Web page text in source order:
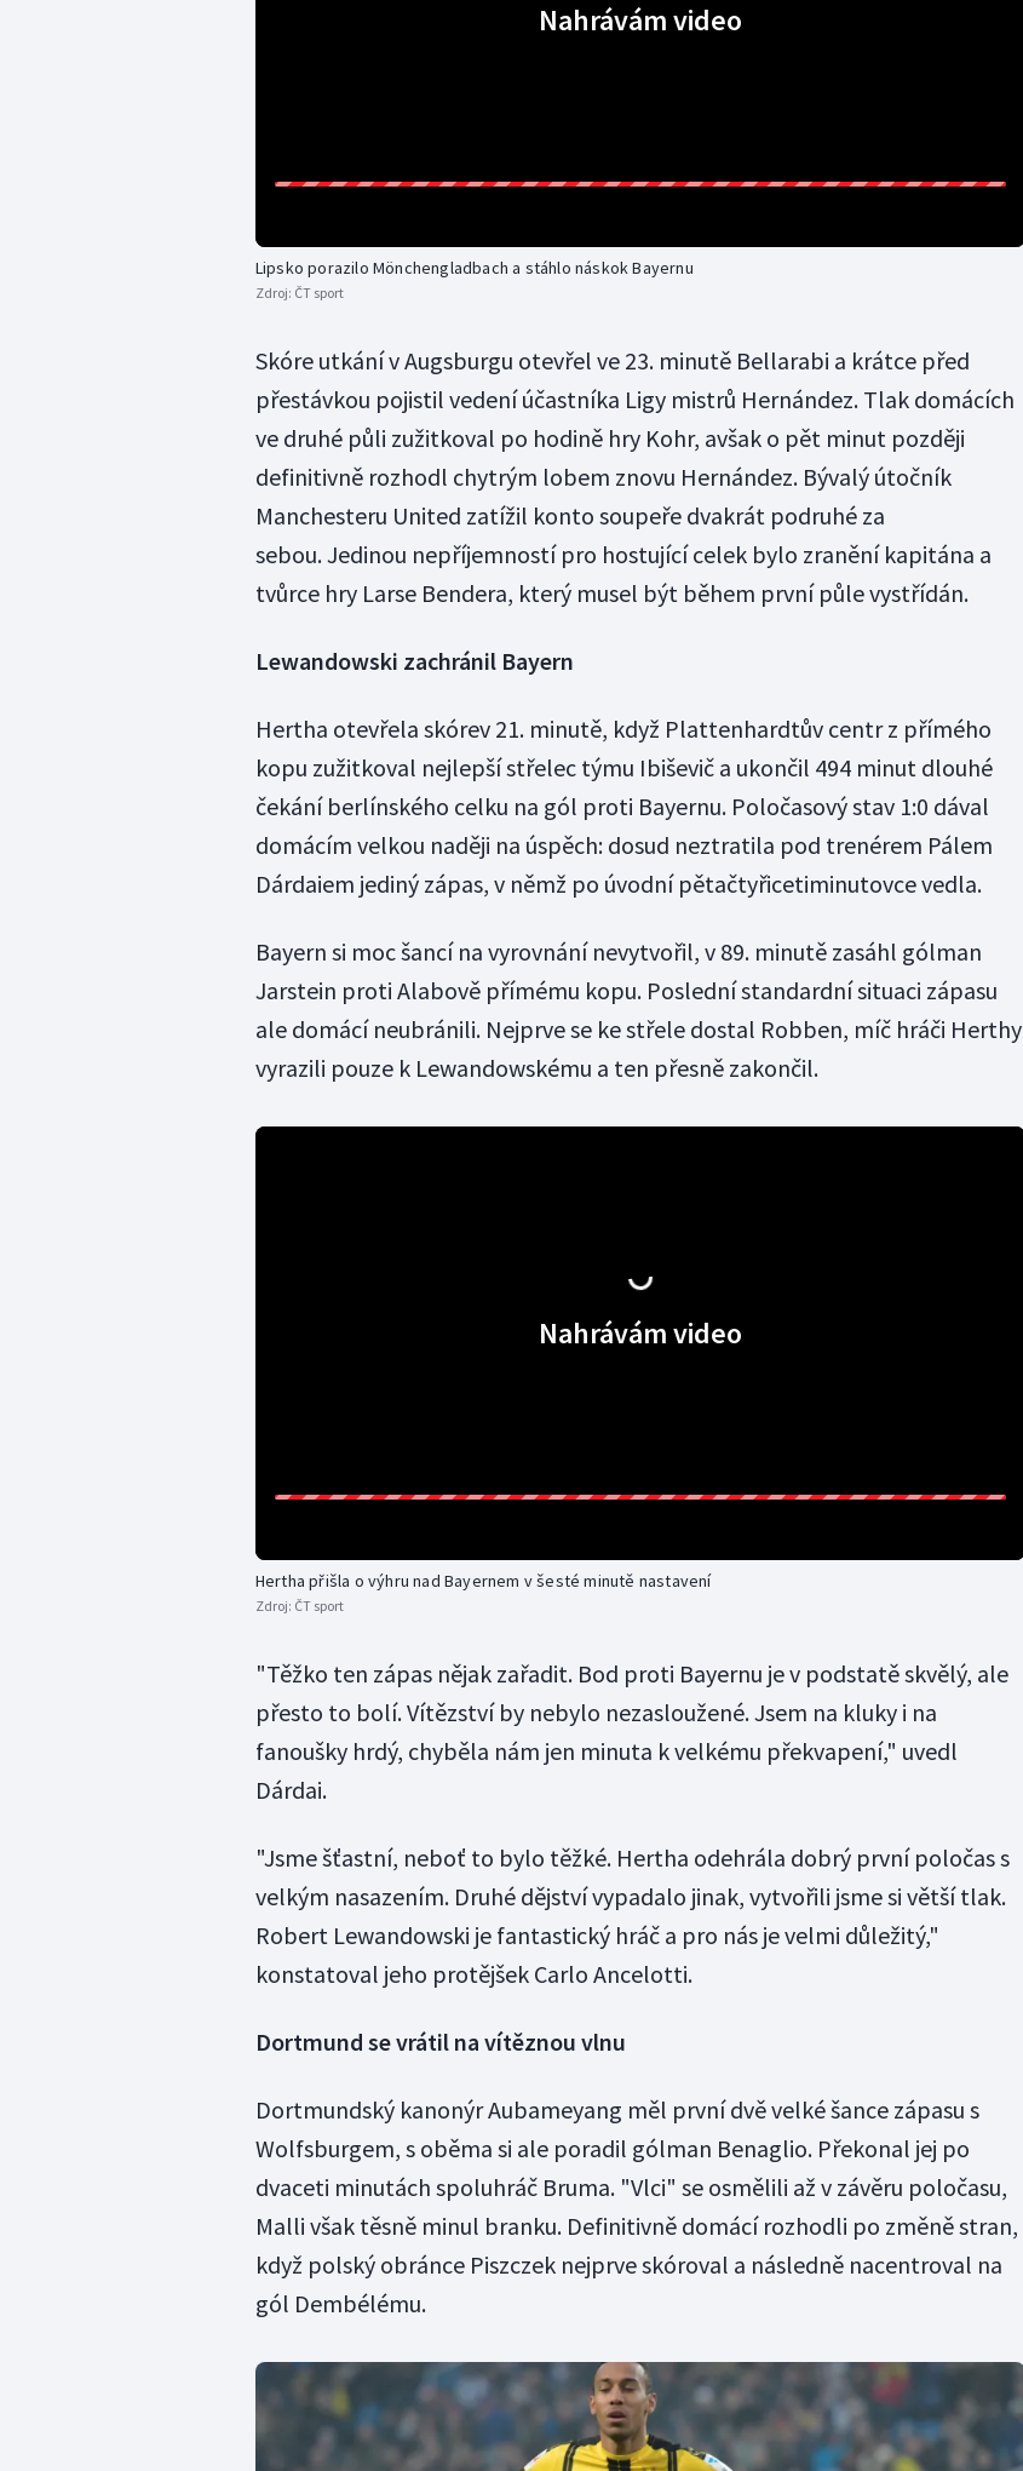
Nahrávám video
Lipsko porazilo Mönchengladbach a stáhlo náskok Bayernu
Zdroj: ČT sport
Skóre utkání v Augsburgu otevřel ve 23. minutě Bellarabi a krátce před
přestávkou pojistil vedení účastníka Ligy mistrů Hernández. Tlak domácích
ve druhé půli zužitkoval po hodině hry Kohr, avšak o pět minut později
definitivně rozhodl chytrým lobem znovu Hernández. Bývalý útočník
Manchesteru United zatížil konto soupeře dvakrát podruhé za
sebou. Jedinou nepříjemností pro hostující celek bylo zranění kapitána a
tvůrce hry Larse Bendera, který musel být během první půle vystřídán.
Lewandowski zachránil Bayern
Hertha otevřela skórev 21. minutě, když Plattenhardtův centr z přímého
kopu zužitkoval nejlepší střelec týmu Ibiševič a ukončil 494 minut dlouhé
čekání berlínského celku na gól proti Bayernu. Poločasový stav 1:0 dával
domácím velkou naději na úspěch: dosud neztratila pod trenérem Pálem
Dárdaiem jediný zápas, v němž po úvodní pětačtyřicetiminutovce vedla.
Bayern si moc šancí na vyrovnání nevytvořil, v 89. minutě zasáhl gólman
Jarstein proti Alabově přímému kopu. Poslední standardní situaci zápasu
ale domácí neubránili. Nejprve se ke střele dostal Robben, míč hráči Herthy
vyrazili pouze k Lewandowskému a ten přesně zakončil.
Nahrávám video
Hertha přišla o výhru nad Bayernem v šesté minutě nastavení
Zdroj: ČT sport
"Těžko ten zápas nějak zařadit. Bod proti Bayernu je v podstatě skvělý, ale
přesto to bolí. Vítězství by nebylo nezasloužené. Jsem na kluky i na
fanoušky hrdý, chyběla nám jen minuta k velkému překvapení," uvedl
Dárdai.
"Jsme šťastní, neboť to bylo těžké. Hertha odehrála dobrý první poločas s
velkým nasazením. Druhé dějství vypadalo jinak, vytvořili jsme si větší tlak.
Robert Lewandowski je fantastický hráč a pro nás je velmi důležitý,"
konstatoval jeho protějšek Carlo Ancelotti.
Dortmund se vrátil na vítěznou vlnu
Dortmundský kanonýr Aubameyang měl první dvě velké šance zápasu s
Wolfsburgem, s oběma si ale poradil gólman Benaglio. Překonal jej po
dvaceti minutách spoluhráč Bruma. "Vlci" se osmělili až v závěru poločasu,
Malli však těsně minul branku. Definitivně domácí rozhodli po změně stran,
když polský obránce Piszczek nejprve skóroval a následně nacentroval na
gól Dembélému.